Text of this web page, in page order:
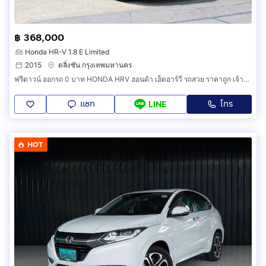
฿ 368,000
Honda HR-V 1.8 E Limited
2015
ตลิ่งชัน กรุงเทพมหานคร
ฟรีดาวน์ ออกรถ 0 บาท HONDA HRV ฮอนด้า เฮ็ดอาร์วี รถสวย ราคาถูก เจ้าของขายเอง รถยนต์มือสอง ดาวน์น้อย ผ่อนถูกสบาย สภาพดี รถครอบครัว SUV MPV
แชท LINE โทร
HOT